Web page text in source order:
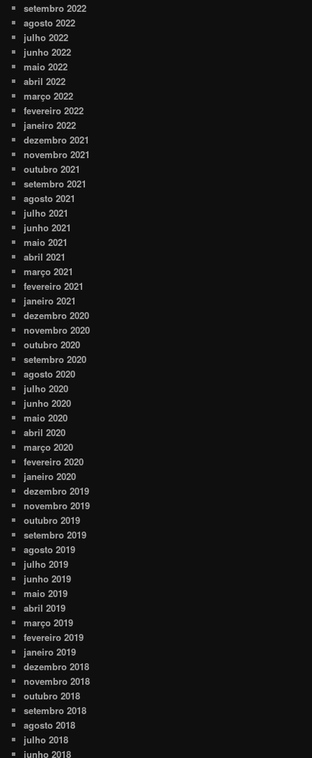
setembro 2022
agosto 2022
julho 2022
junho 2022
maio 2022
abril 2022
março 2022
fevereiro 2022
janeiro 2022
dezembro 2021
novembro 2021
outubro 2021
setembro 2021
agosto 2021
julho 2021
junho 2021
maio 2021
abril 2021
março 2021
fevereiro 2021
janeiro 2021
dezembro 2020
novembro 2020
outubro 2020
setembro 2020
agosto 2020
julho 2020
junho 2020
maio 2020
abril 2020
março 2020
fevereiro 2020
janeiro 2020
dezembro 2019
novembro 2019
outubro 2019
setembro 2019
agosto 2019
julho 2019
junho 2019
maio 2019
abril 2019
março 2019
fevereiro 2019
janeiro 2019
dezembro 2018
novembro 2018
outubro 2018
setembro 2018
agosto 2018
julho 2018
junho 2018